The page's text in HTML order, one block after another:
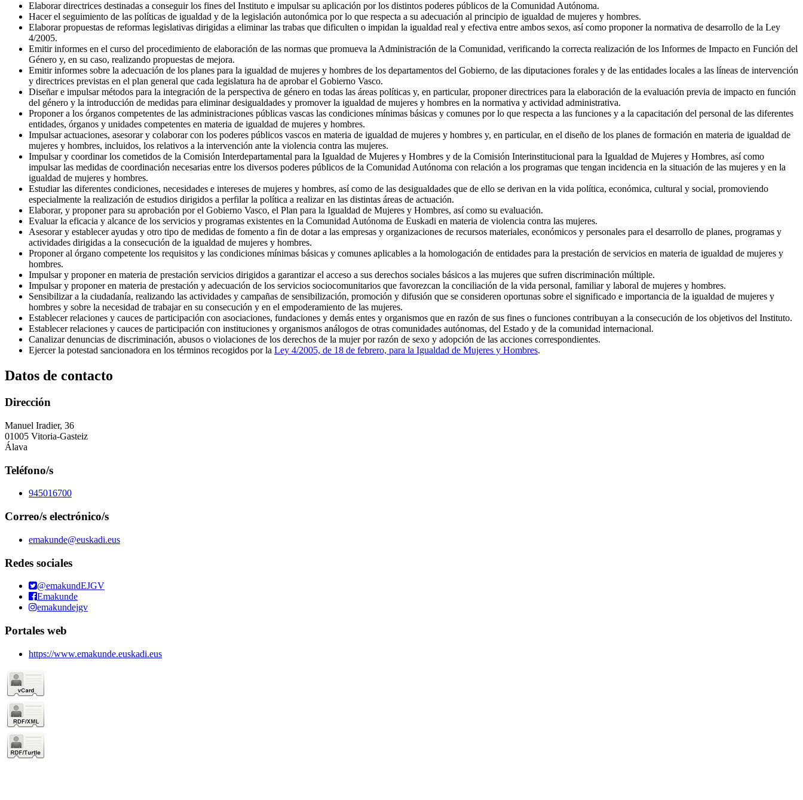
Elaborar directrices destinadas a conseguir los fines del Instituto e impulsar su aplicación por los distintos poderes públicos de la Comunidad Autónoma.
Hacer el seguimiento de las políticas de igualdad y de la legislación autonómica por lo que respecta a su adecuación al principio de igualdad de mujeres y hombres.
Elaborar propuestas de reformas legislativas dirigidas a eliminar las trabas que dificulten o impidan la igualdad real y efectiva entre ambos sexos, así como proponer la normativa de desarrollo de la Ley
4/2005.
Emitir informes en el curso del procedimiento de elaboración de las normas que promueva la Administración de la Comunidad, verificando la correcta realización de los Informes de Impacto en Función del
Género y, en su caso, realizando propuestas de mejora.
Emitir informes sobre la adecuación de los planes para la igualdad de mujeres y hombres de los departamentos del Gobierno, de las diputaciones forales y de las entidades locales a las líneas de intervención
y directrices previstas en el plan general que cada legislatura ha de aprobar el Gobierno Vasco.
Diseñar e impulsar métodos para la integración de la perspectiva de género en todas las áreas políticas y, en particular, proponer directrices para la elaboración de la evaluación previa de impacto en función
del género y la introducción de medidas para eliminar desigualdades y promover la igualdad de mujeres y hombres en la normativa y actividad administrativa.
Proponer a los órganos competentes de las administraciones públicas vascas las condiciones mínimas básicas y comunes por lo que respecta a las funciones y a la capacitación del personal de las diferentes
entidades, órganos y unidades competentes en materia de igualdad de mujeres y hombres.
Impulsar actuaciones, asesorar y colaborar con los poderes públicos vascos en materia de igualdad de mujeres y hombres y, en particular, en el diseño de los planes de formación en materia de igualdad de
mujeres y hombres, incluidos, los relativos a la intervención ante la violencia contra las mujeres.
Impulsar y coordinar los cometidos de la Comisión Interdepartamental para la Igualdad de Mujeres y Hombres y de la Comisión Interinstitucional para la Igualdad de Mujeres y Hombres, así como
impulsar las medidas de coordinación necesarias entre los diversos poderes públicos de la Comunidad Autónoma con relación a los programas que tengan incidencia en la situación de las mujeres y en la
igualdad de mujeres y hombres.
Estudiar las diferentes condiciones, necesidades e intereses de mujeres y hombres, así como de las desigualdades que de ello se derivan en la vida política, económica, cultural y social, promoviendo
especialmente la realización de estudios dirigidos a perfilar la política a realizar en las distintas áreas de actuación.
Elaborar, y proponer para su aprobación por el Gobierno Vasco, el Plan para la Igualdad de Mujeres y Hombres, así como su evaluación.
Evaluar la eficacia y alcance de los servicios y programas existentes en la Comunidad Autónoma de Euskadi en materia de violencia contra las mujeres.
Asesorar y establecer ayudas y otro tipo de medidas de fomento a fin de dotar a las empresas y organizaciones de recursos materiales, económicos y personales para el desarrollo de planes, programas y
actividades dirigidas a la consecución de la igualdad de mujeres y hombres.
Proponer al órgano competente los requisitos y las condiciones mínimas básicas y comunes aplicables a la homologación de entidades para la prestación de servicios en materia de igualdad de mujeres y
hombres.
Impulsar y proponer en materia de prestación servicios dirigidos a garantizar el acceso a sus derechos sociales básicos a las mujeres que sufren discriminación múltiple.
Impulsar y proponer en materia de prestación y adecuación de los servicios sociocomunitarios que favorezcan la conciliación de la vida personal, familiar y laboral de mujeres y hombres.
Sensibilizar a la ciudadanía, realizando las actividades y campañas de sensibilización, promoción y difusión que se consideren oportunas sobre el significado e importancia de la igualdad de mujeres y
hombres y sobre la necesidad de trabajar en su consecución y en el empoderamiento de las mujeres.
Establecer relaciones y cauces de participación con asociaciones, fundaciones y demás entes y organismos que en razón de sus fines o funciones contribuyan a la consecución de los objetivos del Instituto.
Establecer relaciones y cauces de participación con instituciones y organismos análogos de otras comunidades autónomas, del Estado y de la comunidad internacional.
Canalizar denuncias de discriminación, abusos o violaciones de los derechos de la mujer por razón de sexo y adopción de las acciones correspondientes.
Ejercer la potestad sancionadora en los términos recogidos por la Ley 4/2005, de 18 de febrero, para la Igualdad de Mujeres y Hombres.
Datos de contacto
Dirección
Manuel Iradier, 36
01005 Vitoria-Gasteiz
Álava
Teléfono/s
945016700
Correo/s electrónico/s
emakunde@euskadi.eus
Redes sociales
@emakundEJGV
Emakunde
emakundejgv
Portales web
https://www.emakunde.euskadi.eus